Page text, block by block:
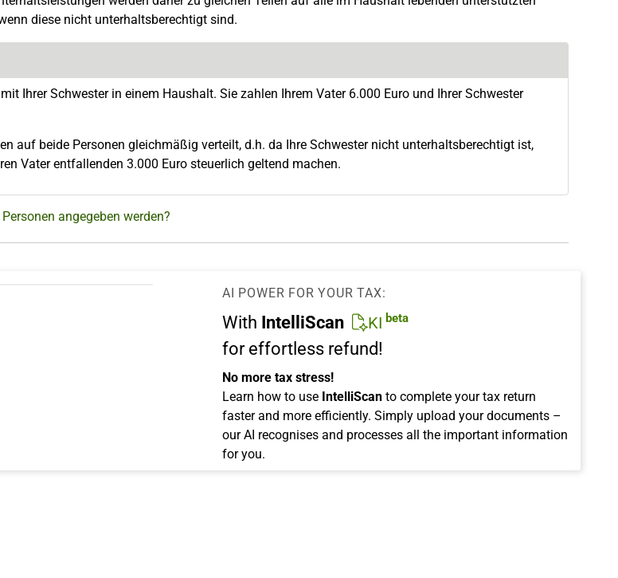
diese nicht unterhaltsberechtigt sind.
Ihrer Schwester in einem Haushalt. Sie zahlen Ihrem Vater 6.000 Euro und Ihrer Schwester
auf beide Personen gleichmäßig verteilt, d.h. da Ihre Schwester nicht unterhaltsberechtigt ist,
Vater entfallenden 3.000 Euro steuerlich geltend machen.
angegeben werden?
AI POWER FOR YOUR TAX:
With IntelliScan KI beta
for effortless refund!
No more tax stress!
Learn how to use IntelliScan to complete your tax return
faster and more efficiently. Simply upload your documents –
our AI recognises and processes all the important information
for you.